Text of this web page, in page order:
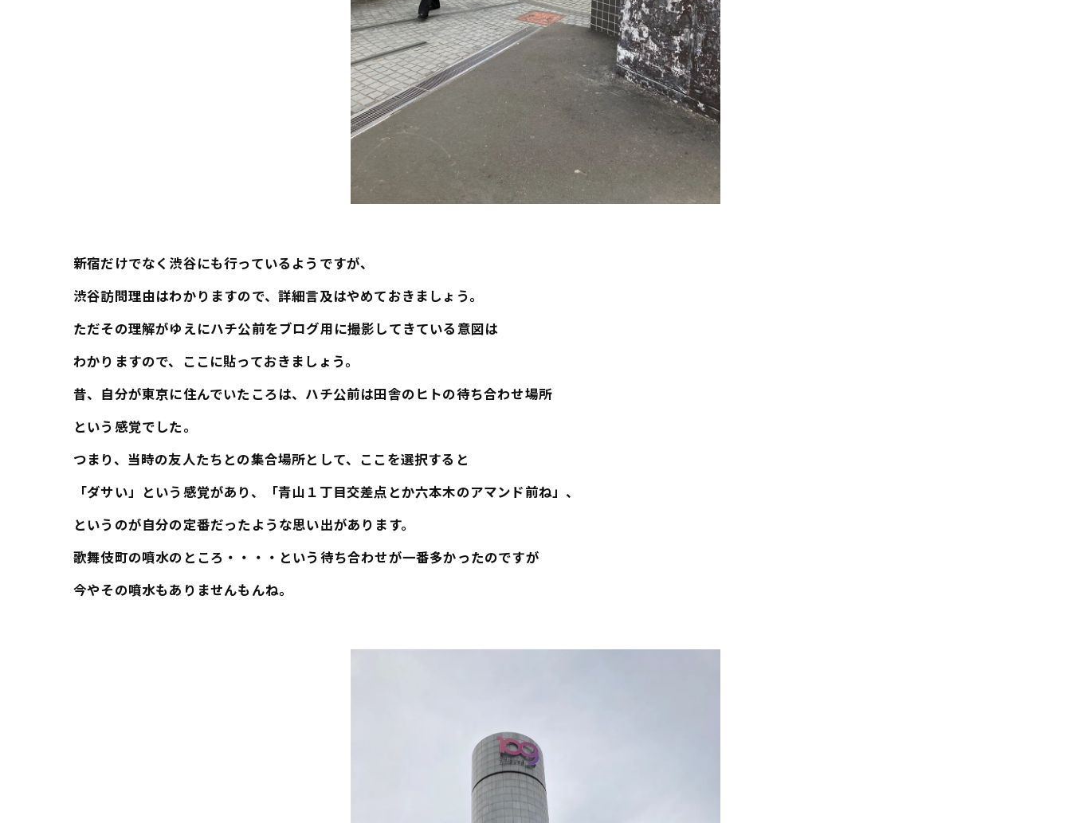
新宿だけでなく渋谷にも行っているようですが、
渋谷訪問理由はわかりますので、詳細言及はやめておきましょう。
ただその理解がゆえにハチ公前をブログ用に撮影してきている意図は
わかりますので、ここに貼っておきましょう。
昔、自分が東京に住んでいたころは、ハチ公前は田舎のヒトの待ち合わせ場所
という感覚でした。
つまり、当時の友人たちとの集合場所として、ここを選択すると
「ダサい」という感覚があり、「青山１丁目交差点とか六本木のアマンド前ね」、
というのが自分の定番だったような思い出があります。
歌舞伎町の噴水のところ・・・・という待ち合わせが一番多かったのですが
今やその噴水もありませんもんね。